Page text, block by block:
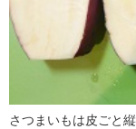
さつまいもは皮ごと